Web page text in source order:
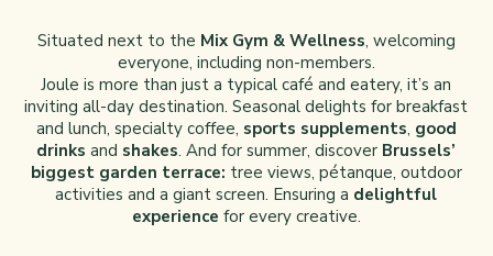
Situated next to the Mix Gym & Wellness, welcoming
everyone, including non-members.
Joule is more than just a typical café and eatery, it’s an
inviting all-day destination. Seasonal delights for breakfast
and lunch, specialty coffee, sports supplements, good
drinks and shakes. And for summer, discover Brussels’
biggest garden terrace: tree views, pétanque, outdoor
activities and a giant screen. Ensuring a delightful
experience for every creative.